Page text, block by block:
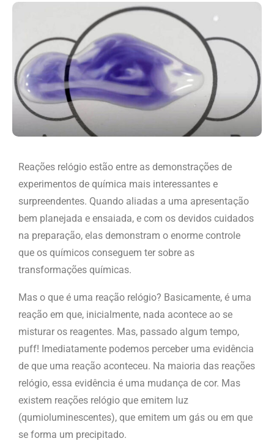
Reações relógio estão entre as demonstrações de
experimentos de química mais interessantes e
surpreendentes. Quando aliadas a uma apresentação
bem planejada e ensaiada, e com os devidos cuidados
na preparação, elas demonstram o enorme controle
que os químicos conseguem ter sobre as
transformações químicas.
Mas o que é uma reação relógio? Basicamente, é uma
reação em que, inicialmente, nada acontece ao se
misturar os reagentes. Mas, passado algum tempo,
puff! Imediatamente podemos perceber uma evidência
de que uma reação aconteceu. Na maioria das reações
relógio, essa evidência é uma mudança de cor. Mas
existem reações relógio que emitem luz
(qumioluminescentes), que emitem um gás ou em que
se forma um precipitado.